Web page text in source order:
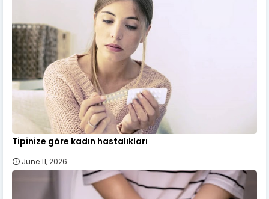
Tipinize göre kadın hastalıkları
June 11, 2026